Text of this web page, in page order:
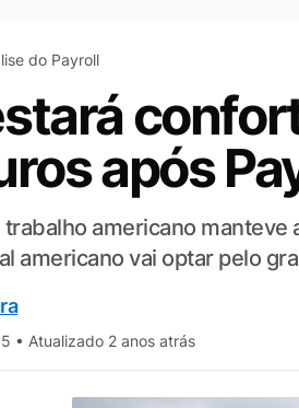
do Payroll
após
americano
americano vai optar pelo
• Atualizado 2 anos atrás